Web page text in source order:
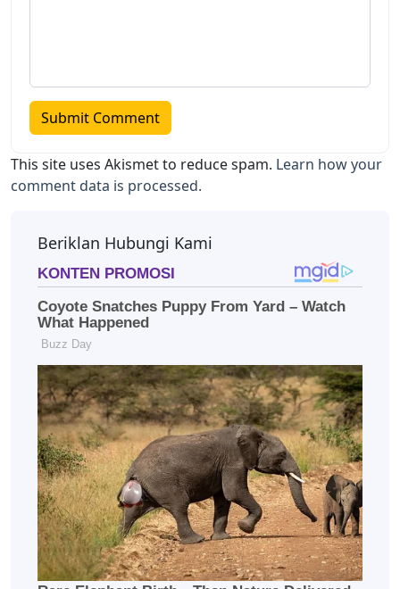
This site uses Akismet to reduce spam. Learn how your
comment data is processed.
Beriklan Hubungi Kami